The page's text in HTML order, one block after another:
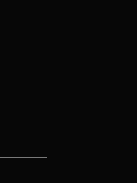
裏部分がオープンカラーのよ
地でつながって出来ているた
衿を開き気味にして着用すると
きれいなロールが出るように
ジュアル度の高い商品であり
タイルや、在宅・出勤といっ
てつけのシャツといえるでし
てご用意。(サイズ表C)